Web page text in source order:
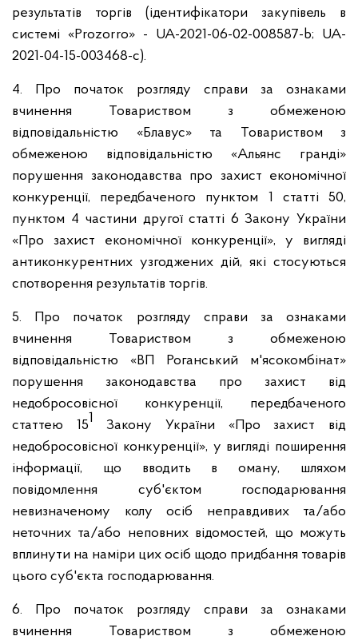
результатів торгів (ідентифікатори закупівель в
системі «Prozorro» - UA-2021-06-02-008587-b; UA-
2021-04-15-003468-c).
4. Про початок розгляду справи за ознаками
вчинення Товариством з обмеженою
відповідальністю «Блавус» та Товариством з
обмеженою відповідальністю «Альянс гранді»
порушення законодавства про захист економічної
конкуренції, передбаченого пунктом 1 статті 50,
пунктом 4 частини другої статті 6 Закону України
«Про захист економічної конкуренції», у вигляді
антиконкурентних узгоджених дій, які стосуються
спотворення результатів торгів.
5. Про початок розгляду справи за ознаками
вчинення Товариством з обмеженою
відповідальністю «ВП Роганський м'ясокомбінат»
порушення законодавства про захист від
недобросовісної конкуренції, передбаченого
статтею 151 Закону України «Про захист від
недобросовісної конкуренції», у вигляді поширення
інформації, що вводить в оману, шляхом
повідомлення суб'єктом господарювання
невизначеному колу осіб неправдивих та/або
неточних та/або неповних відомостей, що можуть
вплинути на наміри цих осіб щодо придбання товарів
цього суб'єкта господарювання.
6. Про початок розгляду справи за ознаками
вчинення Товариством з обмеженою